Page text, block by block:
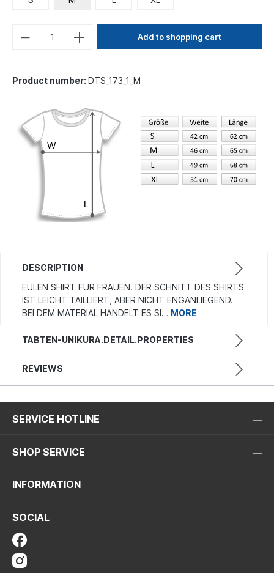
Add to shopping cart
Product number: DTS_173_1_M
DESCRIPTION
EULEN SHIRT FÜR FRAUEN. DER SCHNITT DES SHIRTS
IST LEICHT TAILLIERT, ABER NICHT ENGANLIEGEND.
BEI DEM MATERIAL HANDELT ES SI… MORE
TABTEN-UNIKURA.DETAIL.PROPERTIES
REVIEWS
SERVICE HOTLINE
SHOP SERVICE
INFORMATION
SOCIAL